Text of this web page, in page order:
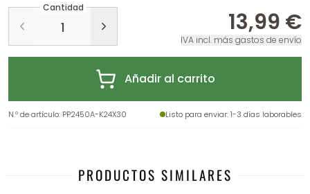
Cantidad
13,99 €
IVA incl. más gastos de envío
Añadir al carrito
N.º de artículo: PP2450A-K24X30 Listo para enviar: 1-3 días laborables
PRODUCTOS SIMILARES